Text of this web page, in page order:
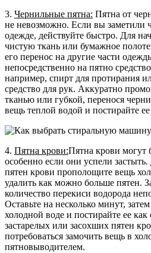
3. Чернильные пятна: Пятна от
не невозможно. Если вы заметили
одежде, действуйте быстро. Для
чистую ткань или бумажное
его перенос на другие части
непосредственно на пятно
например, спирт для протирания
средство для рук. Аккуратно
тканью или губкой, перенося
вещь теплой водой и постирайте
4. Пятна крови:Пятна крови
особенно если они успели
пятен крови прополощите вещь
удалить как можно больше пятен.
количество перекиси водорода
Оставьте на несколько минут,
холодной воде и постирайте ее
застарелых или засохших пятен
потребоваться замочить вещь в
пятновыводителем.